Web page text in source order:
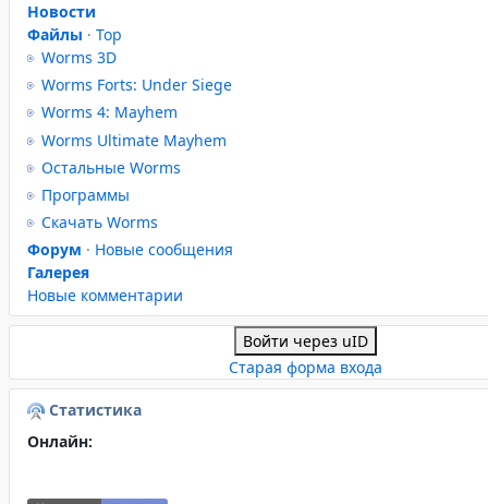
Новости
Файлы · Top
Worms 3D
Worms Forts: Under Siege
Worms 4: Mayhem
Worms Ultimate Mayhem
Остальные Worms
Программы
Скачать Worms
Форум · Новые сообщения
Галерея
Новые комментарии
Войти через uID
Старая форма входа
Статистика
Онлайн: